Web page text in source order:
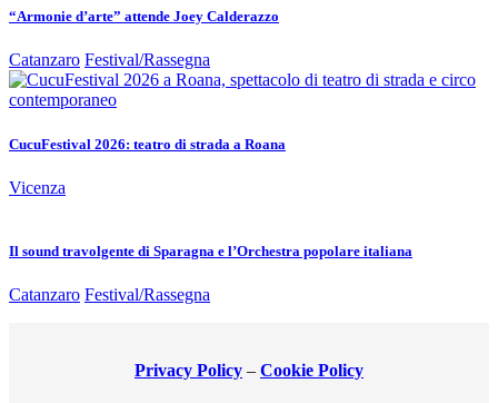
“Armonie d’arte” attende Joey Calderazzo
Catanzaro Festival/Rassegna
CucuFestival 2026: teatro di strada a Roana
Vicenza
Il sound travolgente di Sparagna e l’Orchestra popolare italiana
Catanzaro Festival/Rassegna
Privacy Policy – Cookie Policy